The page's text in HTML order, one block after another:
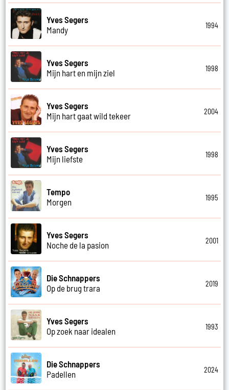
Yves Segers
Mandy
1994
Yves Segers
Mijn hart en mijn ziel
1998
Yves Segers
Mijn hart gaat wild tekeer
2004
Yves Segers
Mijn liefste
1998
Tempo
Morgen
1995
Yves Segers
Noche de la pasion
2001
Die Schnappers
Op de brug trara
2019
Yves Segers
Op zoek naar idealen
1993
Die Schnappers
Padellen
2024